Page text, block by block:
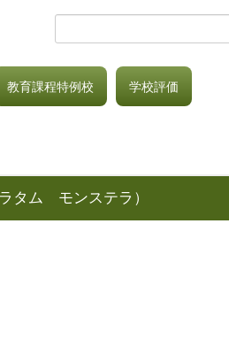
教育課程特例校 学校評価
タム モンステラ）